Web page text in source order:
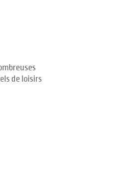
de loisirs